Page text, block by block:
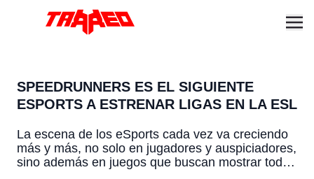
SPEEDRUNNERS ES EL SIGUIENTE
ESPORTS A ESTRENAR LIGAS EN LA ESL
La escena de los eSports cada vez va creciendo
más y más, no solo en jugadores y auspiciadores,
sino además en juegos que buscan mostrar todo